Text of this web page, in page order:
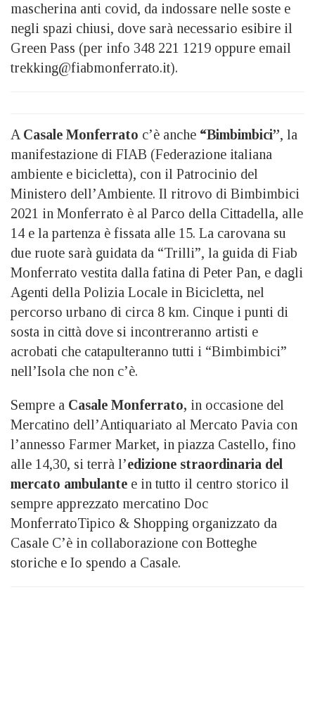
mascherina anti covid, da indossare nelle soste e
negli spazi chiusi, dove sarà necessario esibire il
Green Pass (per info 348 221 1219 oppure email
trekking@fiabmonferrato.it).
A Casale Monferrato c’è anche “Bimbimbici”, la
manifestazione di FIAB (Federazione italiana
ambiente e bicicletta), con il Patrocinio del
Ministero dell’Ambiente. Il ritrovo di Bimbimbici
2021 in Monferrato è al Parco della Cittadella, alle
14 e la partenza è fissata alle 15. La carovana su
due ruote sarà guidata da “Trilli”, la guida di Fiab
Monferrato vestita dalla fatina di Peter Pan, e dagli
Agenti della Polizia Locale in Bicicletta, nel
percorso urbano di circa 8 km. Cinque i punti di
sosta in città dove si incontreranno artisti e
acrobati che catapulteranno tutti i “Bimbimbici”
nell’Isola che non c’è.
Sempre a Casale Monferrato, in occasione del
Mercatino dell’Antiquariato al Mercato Pavia con
l’annesso Farmer Market, in piazza Castello, fino
alle 14,30, si terrà l’edizione straordinaria del
mercato ambulante e in tutto il centro storico il
sempre apprezzato mercatino Doc
MonferratoTipico & Shopping organizzato da
Casale C’è in collaborazione con Botteghe
storiche e Io spendo a Casale.